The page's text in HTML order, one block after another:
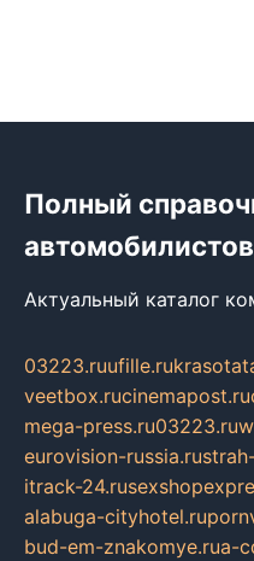
Полный
автомобилистов
Актуальный каталог
03223.ruufille.ru
veetbox.rucinemapost.ru
mega-press.ru03223.ru
eurovision-russia.ru
itrack-24.ru
alabuga-cityhotel.ru
bud-em-znakomye.rua-